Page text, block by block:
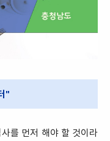
"
를 먼저 해야 할 것이라